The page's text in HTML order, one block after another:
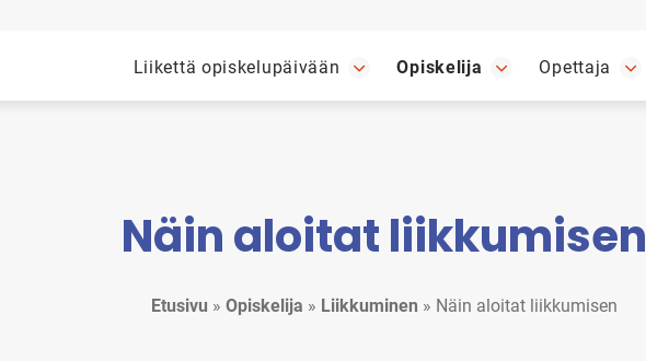
Liikettä opiskelupäivään Opiskelija Opettaja
Näin aloitat liikkumisen
Etusivu » Opiskelija » Liikkuminen » Näin aloitat liikkumisen